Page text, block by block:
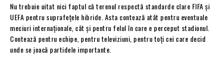
Nu trebuie uitat nici faptul că terenul respectă standarde clare FIFA și
UEFA pentru suprafețele hibride. Asta contează atât pentru eventuale
meciuri internaționale, cât și pentru felul în care e perceput stadionul.
Contează pentru echipe, pentru televiziuni, pentru toți cei care decid
unde se joacă partidele importante.